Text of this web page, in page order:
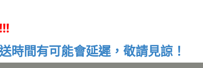
時間有可能會延遲，敬請見諒！